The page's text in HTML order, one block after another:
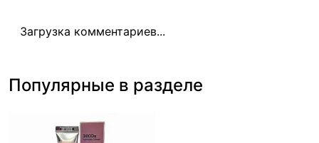
Загрузка комментариев...
Популярные в разделе